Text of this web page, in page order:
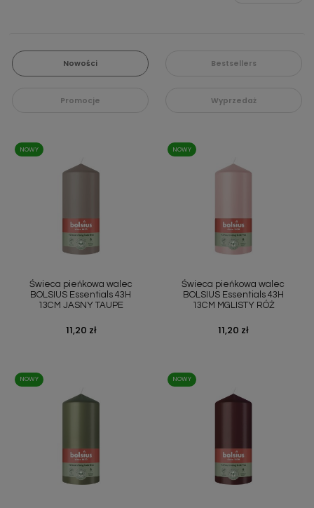
Nowości Bestsellers
Promocje Wyprzedaż
Świeca pieńkowa walec
BOLSIUS Essentials 43H
13CM JASNY TAUPE
Cena
11,20 zł
NOWY
Świeca pieńkowa walec
BOLSIUS Essentials 43H
13CM MGLISTY RÓŻ
Cena
11,20 zł
NOWY
NOWY NOWY